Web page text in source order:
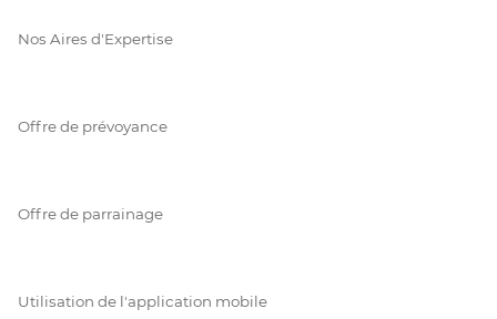
Nos Aires d'Expertise
Offre de prévoyance
Offre de parrainage
Utilisation de l'application mobile